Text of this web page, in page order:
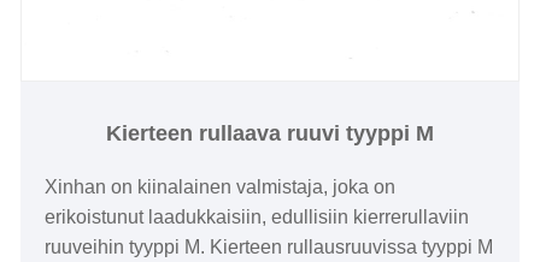
Kierteen rullaava ruuvi tyyppi M
Xinhan on kiinalainen valmistaja, joka on
erikoistunut laadukkaisiin, edullisiin kierrerullaviin
ruuveihin tyyppi M. Kierteen rullausruuvissa tyyppi M